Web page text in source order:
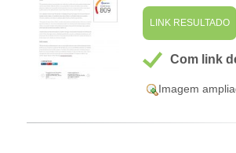
LINK RESULTADO
Com link
Imagem